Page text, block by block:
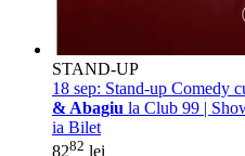
STAND-UP
18 sep: Stand-up Comedy
& Abagiu la Club 99 |
ia Bilet
8282 lei